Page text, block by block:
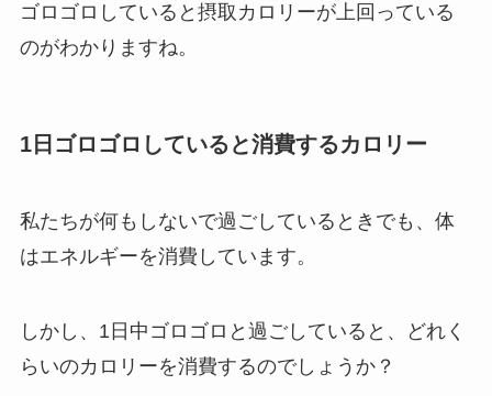
ゴロゴロしていると摂取カロリーが上回っている
のがわかりますね。
1日ゴロゴロしていると消費するカロリー
私たちが何もしないで過ごしているときでも、体
はエネルギーを消費しています。
しかし、1日中ゴロゴロと過ごしていると、どれく
らいのカロリーを消費するのでしょうか？